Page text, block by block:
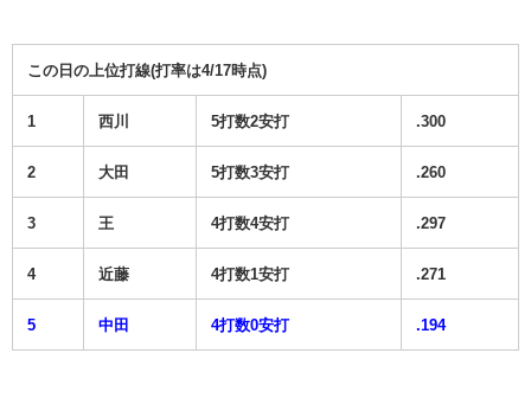
この日の上位打線(打率は4/17時点)
1 西川 5打数2安打 .300
2 大田 5打数3安打 .260
3 王 4打数4安打 .297
4 近藤 4打数1安打 .271
5 中田 4打数0安打 .194